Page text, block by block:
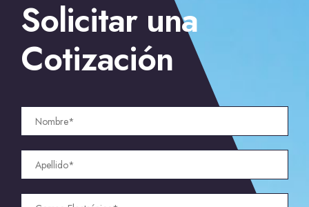
Solicitar una
Cotización